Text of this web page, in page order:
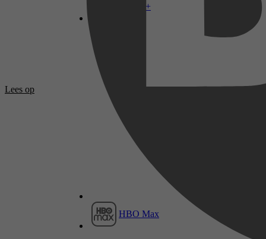
Disney+
HBO Max
Lees op